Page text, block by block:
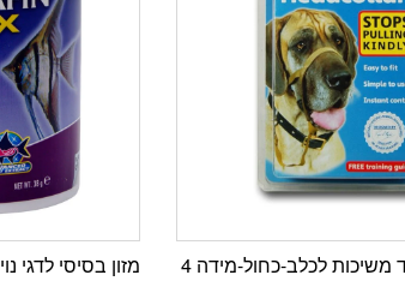
משיכות לכלב-כחול-מידה 4
מזון בסיסי לדגי נוי Nutrafin